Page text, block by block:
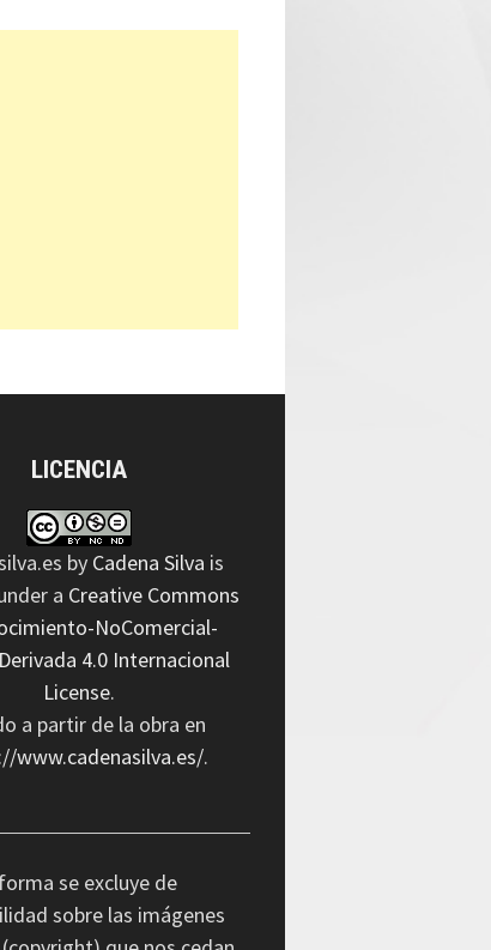
LICENCIA
by Cadena Silva is
a Creative Commons
NoComercial-
4.0 Internacional
License.
a partir de la obra en
www.cadenasilva.es/.
se excluye de
sobre las imágenes